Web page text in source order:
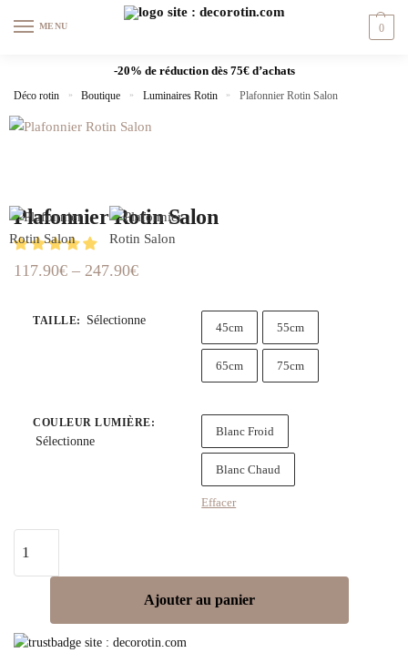
MENU 0
-20% de réduction dès 75€ d’achats
Déco rotin » Boutique » Luminaires Rotin » Plafonnier Rotin Salon
Plafonnier Rotin Salon
117.90€ – 247.90€
TAILLE: Sélectionne
45cm 55cm
65cm 75cm
COULEUR LUMIÈRE:
Sélectionne
Blanc Froid
Blanc Chaud
Effacer
Ajouter au panier